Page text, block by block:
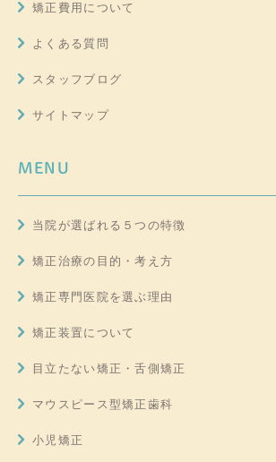
矯正費用について
よくある質問
スタッフブログ
サイトマップ
MENU
当院が選ばれる５つの特徴
矯正治療の目的・考え方
矯正専門医院を選ぶ理由
矯正装置について
目立たない矯正・舌側矯正
マウスピース型矯正歯科
小児矯正